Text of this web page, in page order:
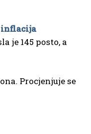
inflacija
je 145 posto, a
Procjenjuje se